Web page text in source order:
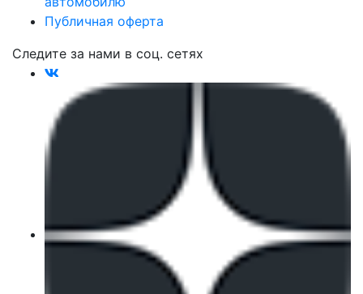
Публичная оферта
Следите за нами в соц. сетях